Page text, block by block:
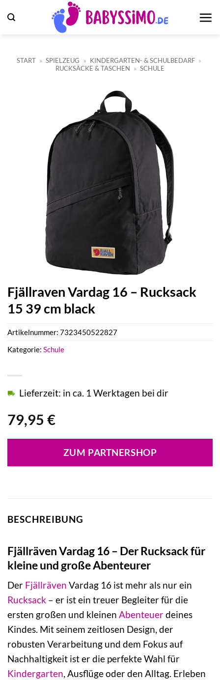
Inhalt
START » SPIELZEUG » KINDERGARTEN- & SCHULBEDARF »
RUCKSÄCKE & TASCHEN » SCHULE
Fjällraven Vardag 16 – Rucksack
15 39 cm black
79,95 €
Lieferzeit: in ca. 1 Werktagen bei dir
ZUM PARTNERSHOP
Artikelnummer: 7323450522827
Kategorie: Schule
BESCHREIBUNG
Fjällräven Vardag 16 – Der Rucksack für
kleine und große Abenteurer
Der Fjällräven Vardag 16 ist mehr als nur ein
Rucksack – er ist ein treuer Begleiter für die
ersten großen und kleinen Abenteuerdeines
Kindes. Mit seinem zeitlosen Design, der
robusten Verarbeitung und dem Fokus auf
Nachhaltigkeit ist er die perfekte Wahl für
Kindergarten, Ausflüge oder den Alltag. Erleben